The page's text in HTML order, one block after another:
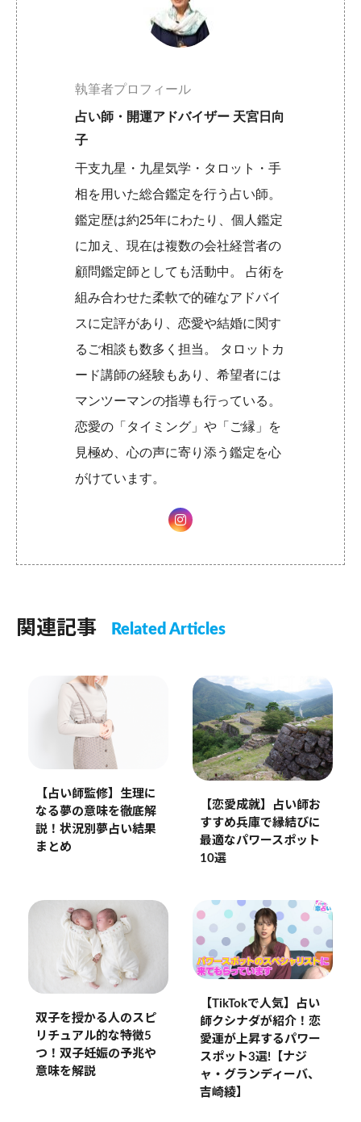
執筆者プロフィール
占い師・開運アドバイザー 天宮日向
子
干支九星・九星気学・タロット・手
相を用いた総合鑑定を行う占い師。
鑑定歴は約25年にわたり、個人鑑定
に加え、現在は複数の会社経営者の
顧問鑑定師としても活動中。 占術を
組み合わせた柔軟で的確なアドバイ
スに定評があり、恋愛や結婚に関す
るご相談も数多く担当。 タロットカ
ード講師の経験もあり、希望者には
マンツーマンの指導も行っている。
恋愛の「タイミング」や「ご縁」を
見極め、心の声に寄り添う鑑定を心
がけています。
関連記事 Related Articles
【占い師監修】生理に
なる夢の意味を徹底解
説！状況別夢占い結果
まとめ
【恋愛成就】占い師お
すすめ兵庫で縁結びに
最適なパワースポット
10選
双子を授かる人のスピ
リチュアル的な特徴5
つ！双子妊娠の予兆や
意味を解説
【TikTokで人気】占い
師クシナダが紹介！恋
愛運が上昇するパワー
スポット3選!【ナジ
ャ・グランディーバ、
吉崎綾】